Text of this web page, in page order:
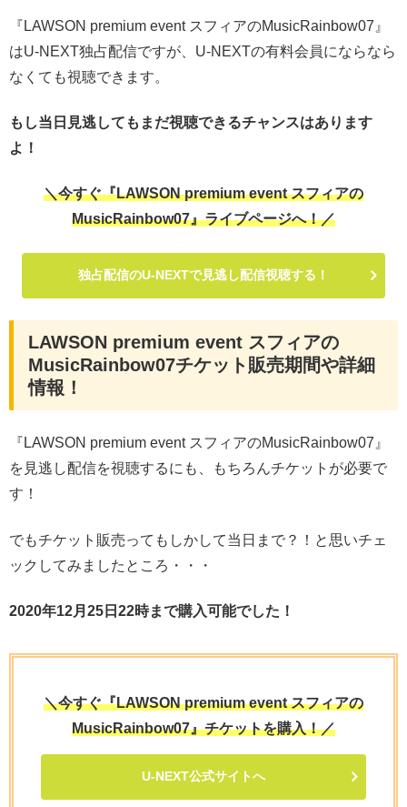
『LAWSON premium event スフィアのMusicRainbow07』
はU-NEXT独占配信ですが、U-NEXTの有料会員にならなら
なくても視聴できます。
もし当日見逃してもまだ視聴できるチャンスはあります
よ！
＼今すぐ『LAWSON premium event スフィアの
MusicRainbow07』ライブページへ！／
独占配信のU-NEXTで見逃し配信視聴する！
LAWSON premium event スフィアの
MusicRainbow07チケット販売期間や詳細
情報！
『LAWSON premium event スフィアのMusicRainbow07』
を見逃し配信を視聴するにも、もちろんチケットが必要で
す！
でもチケット販売ってもしかして当日まで？！と思いチェ
ックしてみましたところ・・・
2020年12月25日22時まで購入可能でした！
＼今すぐ『LAWSON premium event スフィアの
MusicRainbow07』チケットを購入！／
U-NEXT公式サイトへ